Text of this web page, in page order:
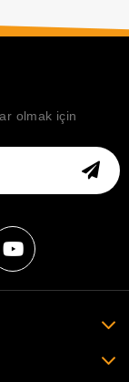
olmak için